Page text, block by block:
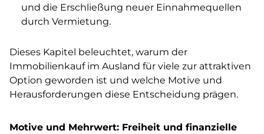
und die Erschließung neuer Einnahmequellen
durch Vermietung.
Dieses Kapitel beleuchtet, warum der
Immobilienkauf im Ausland für viele zur attraktiven
Option geworden ist und welche Motive und
Herausforderungen diese Entscheidung prägen.
Motive und Mehrwert: Freiheit und finanzielle